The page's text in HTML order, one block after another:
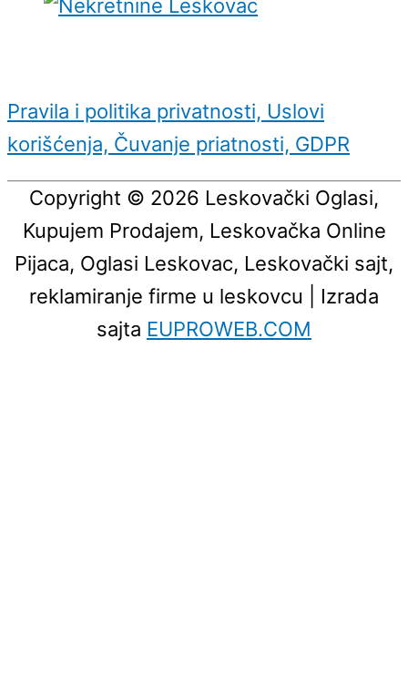
Pravila i politika privatnosti, Uslovi
korišćenja, Čuvanje priatnosti, GDPR
Copyright © 2026 Leskovački Oglasi,
Kupujem Prodajem, Leskovačka Online
Pijaca, Oglasi Leskovac, Leskovački sajt,
reklamiranje firme u leskovcu | Izrada
sajta EUPROWEB.COM